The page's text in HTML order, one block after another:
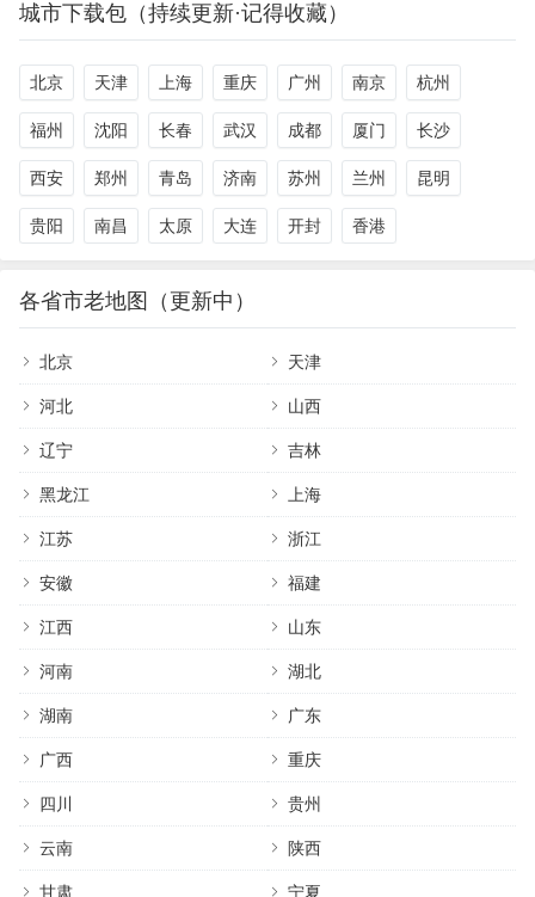
城市下载包（持续更新·记得收藏）
北京 天津 上海 重庆 广州 南京 杭州
福州 沈阳 长春 武汉 成都 厦门 长沙
西安 郑州 青岛 济南 苏州 兰州 昆明
贵阳 南昌 太原 大连 开封 香港
各省市老地图（更新中）
北京 天津
河北 山西
辽宁 吉林
黑龙江 上海
江苏 浙江
安徽 福建
江西 山东
河南 湖北
湖南 广东
广西 重庆
四川 贵州
云南 陕西
甘肃 宁夏